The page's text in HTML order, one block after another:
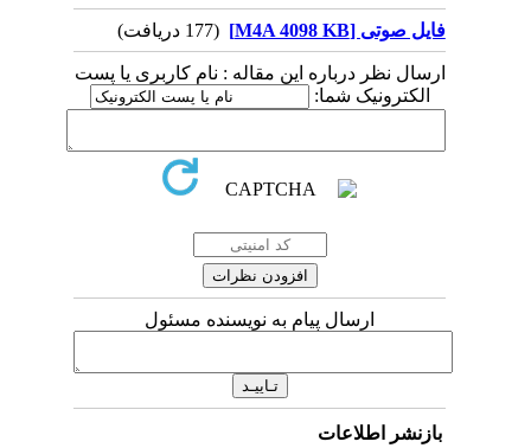
فایل صوتی [M4A 4098 KB] (177 دریافت)
ارسال نظر درباره این مقاله : نام کاربری یا پست
الکترونیک شما:
ارسال پیام به نویسنده مسئول
بازنشر اطلاعات